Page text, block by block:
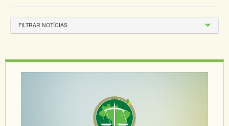
FILTRAR NOTÍCIAS